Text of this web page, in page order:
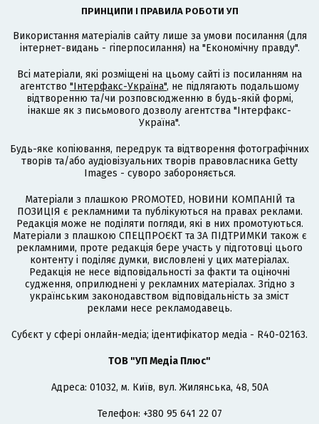
ПРИНЦИПИ І ПРАВИЛА РОБОТИ УП
Використання матеріалів сайту лише за умови посилання (для
інтернет-видань - гіперпосилання) на "Економічну правду".
Всі матеріали, які розміщені на цьому сайті із посиланням на
агентство "Інтерфакс-Україна", не підлягають подальшому
відтворенню та/чи розповсюдженню в будь-якій формі,
інакше як з письмового дозволу агентства "Інтерфакс-
Україна".
Будь-яке копіювання, передрук та відтворення фотографічних
творів та/або аудіовізуальних творів правовласника Getty
Images - суворо забороняється.
Матеріали з плашкою PROMOTED, НОВИНИ КОМПАНІЙ та
ПОЗИЦІЯ є рекламними та публікуються на правах реклами.
Редакція може не поділяти погляди, які в них промотуються.
Матеріали з плашкою СПЕЦПРОЄКТ та ЗА ПІДТРИМКИ також є
рекламними, проте редакція бере участь у підготовці цього
контенту і поділяє думки, висловлені у цих матеріалах.
Редакція не несе відповідальності за факти та оціночні
судження, оприлюднені у рекламних матеріалах. Згідно з
українським законодавством відповідальність за зміст
реклами несе рекламодавець.
Cубєкт у сфері онлайн-медіа; ідентифікатор медіа - R40-02163.
ТОВ "УП Медіа Плюс"
Адреса: 01032, м. Київ, вул. Жилянська, 48, 50А
Телефон: +380 95 641 22 07